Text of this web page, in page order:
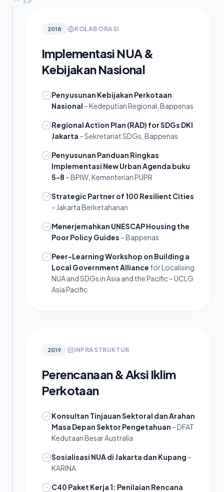
2018 KOLABORASI
Implementasi NUA &
Kebijakan Nasional
Penyusunan Kebijakan Perkotaan
Nasional – Kedeputian Regional, Bappenas
Regional Action Plan (RAD) for SDGs DKI
Jakarta – Sekretariat SDGs, Bappenas
Penyusunan Panduan Ringkas
Implementasi New Urban Agenda buku
5-8 – BPIW, Kementerian PUPR
Strategic Partner of 100 Resilient Cities
– Jakarta Berketahanan
Menerjemahkan UNESCAP Housing the
Poor Policy Guides – Bappenas
Peer-Learning Workshop on Building a
Local Government Alliance for Localising
NUA and SDGs in Asia and the Pacific – UCLG
Asia Pacific
2019 INFRASTRUKTUR
Perencanaan & Aksi Iklim
Perkotaan
Konsultan Tinjauan Sektoral dan Arahan
Masa Depan Sektor Pengetahuan – DFAT
Kedutaan Besar Australia
Sosialisasi NUA di Jakarta dan Kupang –
KARINA
C40 Paket Kerja 1: Penilaian Rencana